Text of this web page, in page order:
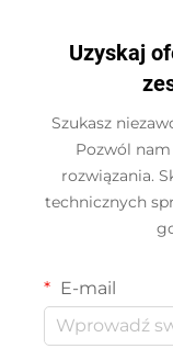
Uzyskaj
Szukasz
Pozwól
rozwiązania.
technicznych
E-mail